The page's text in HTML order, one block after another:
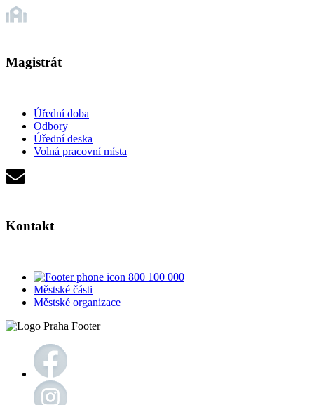
Magistrát
Úřední doba
Odbory
Úřední deska
Volná pracovní místa
Kontakt
800 100 000
Městské části
Městské organizace